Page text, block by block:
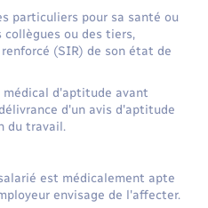
particuliers pour sa santé ou
collègues ou des tiers,
(SIR) de son état de
médical d'aptitude avant
d'un avis d'aptitude
du travail.
est médicalement apte
envisage de l'affecter.